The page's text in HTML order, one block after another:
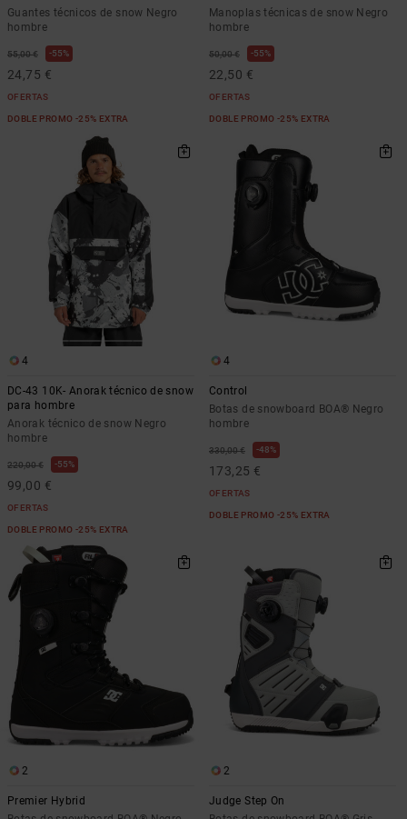
Guantes técnicos de snow Negro
hombre
55,00 € 55%
24,75 €
OFERTAS
DOBLE PROMO -25% EXTRA
Manoplas técnicas de snow Negro
hombre
50,00 € 55%
22,50 €
OFERTAS
DOBLE PROMO -25% EXTRA
4
DC-43 10K- Anorak técnico de snow
para hombre
Anorak técnico de snow Negro
hombre
220,00 € 55%
99,00 €
OFERTAS
DOBLE PROMO -25% EXTRA
4
Control
Botas de snowboard BOA® Negro
hombre
330,00 € 48%
173,25 €
OFERTAS
DOBLE PROMO -25% EXTRA
2
Premier Hybrid
2
Judge Step On